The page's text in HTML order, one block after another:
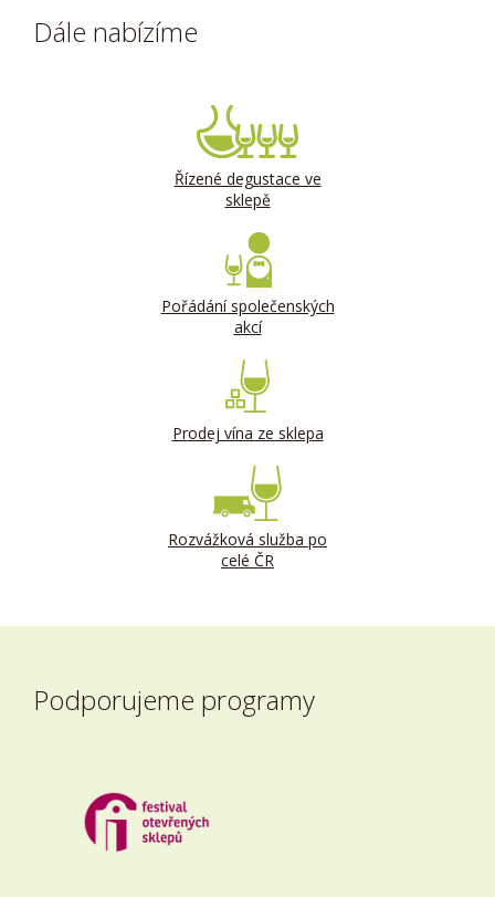
Dále nabízíme
Řízené degustace ve
sklepě
Pořádání společenských
akcí
Prodej vína ze sklepa
Rozvážková služba po
celé ČR
Podporujeme programy